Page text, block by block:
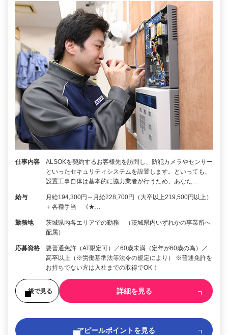
仕事内容
ALSOKを契約するお客様先を訪問し、防犯カメラやセンサー
といったセキュリティシステムを設置します。といっても、
設置工事自体は基本的に協力業者が行うため、あなた…
給与
月給194,300円～月給228,700円（大卒以上219,500円以上）
＋各種手当 《★…
勤務地
茨城県内各エリアでの勤務 （茨城県内いずれかの事業所へ
配属）
応募資格
要普通免許（AT限定可）／60歳未満（定年が60歳の為）／
高卒以上（※労働基準法等法令の規定により） ※普通免許を
お持ちでない方は入社までの取得でOK！
後で見る 詳細を見る
アピールポイントを見る